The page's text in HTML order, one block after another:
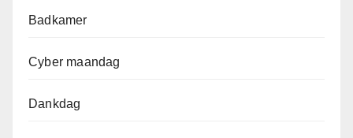
Badkamer
Cyber maandag
Dankdag